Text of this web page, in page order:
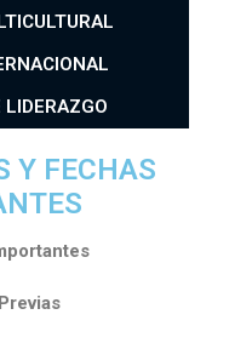
LIDERAZGO
Y FECHAS